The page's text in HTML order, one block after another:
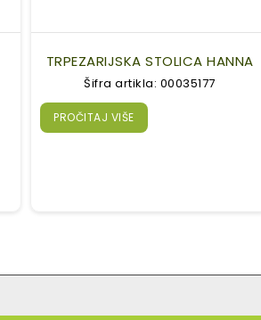
TRPEZARIJSKA STOLICA HANNA
Šifra artikla: 00035177
PROČITAJ VIŠE